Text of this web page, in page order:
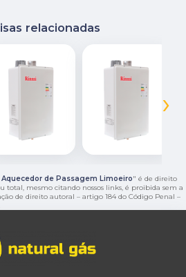
relacionadas
›
de Passagem Limoeiro" é de direito
total, mesmo citando nossos links, é proibida sem a
de direito autoral – artigo 184 do Código Penal –